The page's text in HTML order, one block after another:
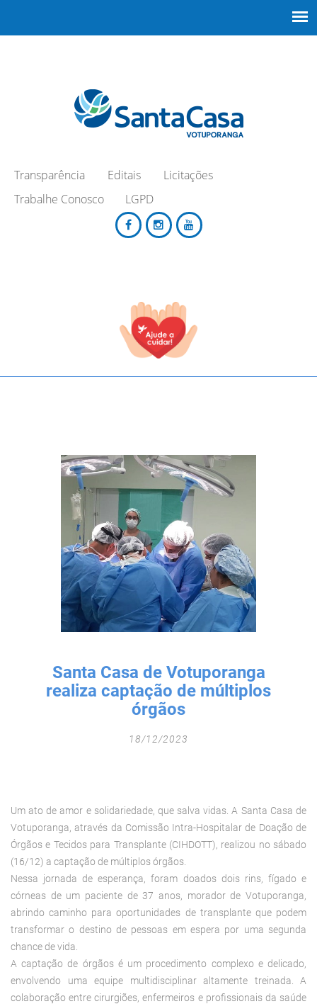
Transparência Editais
Licitações
Trabalhe Conosco
LGPD
TODOS OS CAMPOS SÃO OBRIGATÓRIOS.
Santa Casa de Votuporanga
realiza captação de múltiplos
órgãos
18/12/2023
Um ato de amor e solidariedade, que salva vidas. A Santa Casa de
Votuporanga, através da Comissão Intra-Hospitalar de Doação de
Órgãos e Tecidos para Transplante (CIHDOTT), realizou no sábado
(16/12) a captação de múltiplos órgãos.
Nessa jornada de esperança, foram doados dois rins, fígado e
córneas de um paciente de 37 anos, morador de Votuporanga,
abrindo caminho para oportunidades de transplante que podem
transformar o destino de pessoas em espera por uma segunda
chance de vida.
A captação de órgãos é um procedimento complexo e delicado,
envolvendo uma equipe multidisciplinar altamente treinada. A
colaboração entre cirurgiões, enfermeiros e profissionais da saúde